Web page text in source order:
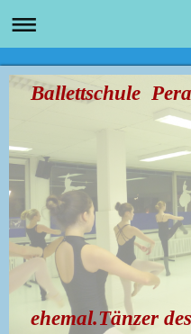
Ballettschule
ehemal.Tänzer